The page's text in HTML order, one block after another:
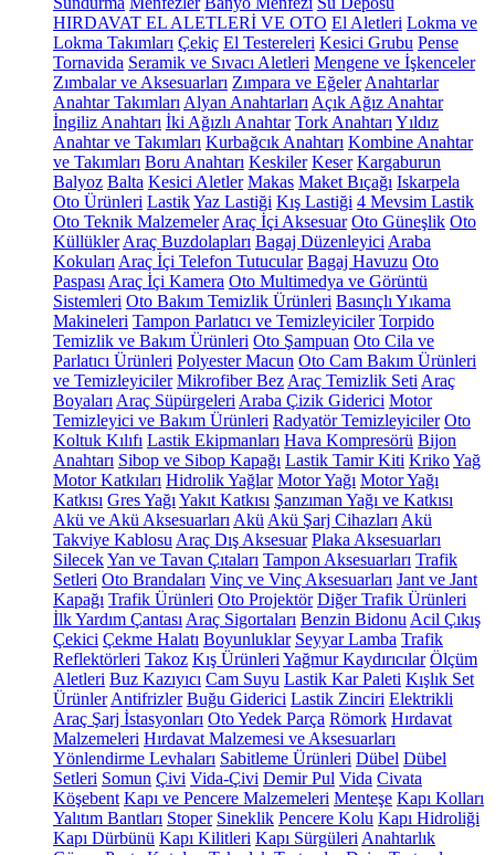
HIRDAVAT EL ALETLERİ VE OTO El Aletleri Lokma ve
Lokma Takımları Çekiç El Testereleri Kesici Grubu Pense
Tornavida Seramik ve Sıvacı Aletleri Mengene ve İşkenceler
Zımbalar ve Aksesuarları Zımpara ve Eğeler Anahtarlar
Anahtar Takımları Alyan Anahtarları Açık Ağız Anahtar
İngiliz Anahtarı İki Ağızlı Anahtar Tork Anahtarı Yıldız
Anahtar ve Takımları Kurbağcık Anahtarı Kombine Anahtar
ve Takımları Boru Anahtarı Keskiler Keser Kargaburun
Balyoz Balta Kesici Aletler Makas Maket Bıçağı Iskarpela
Oto Ürünleri LastikYaz Lastiği Kış Lastiği 4 Mevsim Lastik
Oto Teknik Malzemeler Araç İçi Aksesuar Oto Güneşlik Oto
Küllükler Araç Buzdolapları Bagaj Düzenleyici Araba
Kokuları Araç İçi Telefon Tutucular Bagaj Havuzu Oto
Paspası Araç İçi Kamera Oto Multimedya ve Görüntü
Sistemleri Oto Bakım Temizlik Ürünleri Basınçlı Yıkama
Makineleri Tampon Parlatıcı ve Temizleyiciler Torpido
Temizlik ve Bakım Ürünleri Oto Şampuan Oto Cila ve
Parlatıcı Ürünleri Polyester Macun Oto Cam Bakım Ürünleri
ve Temizleyiciler Mikrofiber Bez Araç Temizlik Seti Araç
Boyaları Araç Süpürgeleri Araba Çizik Giderici Motor
Temizleyici ve Bakım Ürünleri Radyatör Temizleyiciler Oto
Koltuk Kılıfı Lastik Ekipmanları Hava Kompresörü Bijon
Anahtarı Sibop ve Sibop Kapağı Lastik Tamir Kiti KrikoYağ
Motor Katkıları Hidrolik Yağlar Motor Yağı Motor Yağı
Katkısı Gres Yağı Yakıt Katkısı Şanzıman Yağı ve Katkısı
Akü ve Akü Aksesuarları Akü Akü Şarj Cihazları Akü
Takviye Kablosu Araç Dış Aksesuar Plaka Aksesuarları
SilecekYan ve Tavan Çıtaları Tampon Aksesuarları Trafik
Setleri Oto Brandaları Vinç ve Vinç Aksesuarları Jant ve Jant
Kapağı Trafik Ürünleri Oto Projektör Diğer Trafik Ürünleri
İlk Yardım Çantası Araç Sigortaları Benzin Bidonu Acil Çıkış
Çekici Çekme Halatı Boyunluklar Seyyar Lamba Trafik
Reflektörleri Takoz Kış Ürünleri Yağmur Kaydırıcılar Ölçüm
Aletleri Buz Kazıyıcı Cam Suyu Lastik Kar Paleti Kışlık Set
Ürünler Antifrizler Buğu Giderici Lastik Zinciri Elektrikli
Araç Şarj İstasyonları Oto Yedek Parça Römork Hırdavat
Malzemeleri Hırdavat Malzemesi ve Aksesuarları
Yönlendirme Levhaları Sabitleme Ürünleri Dübel Dübel
Setleri Somun Çivi Vida-Çivi Demir Pul Vida Civata
Köşebent Kapı ve Pencere Malzemeleri Menteşe Kapı Kolları
Yalıtım Bantları Stoper Sineklik Pencere Kolu Kapı Hidroliği
Kapı Dürbünü Kapı Kilitleri Kapı Sürgüleri Anahtarlık